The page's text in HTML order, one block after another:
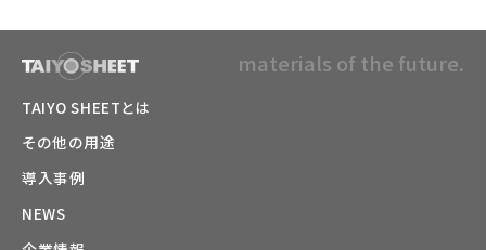
materials of the future.
TAIYO SHEETとは
その他の用途
導入事例
NEWS